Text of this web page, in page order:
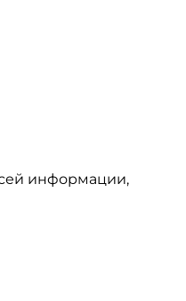
информации,